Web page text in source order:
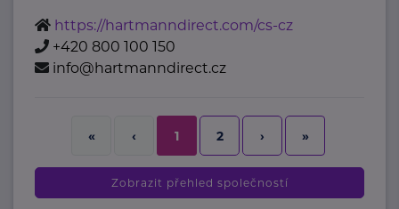
https://hartmanndirect.com/cs-cz
+420 800 100 150
info@hartmanndirect.cz
« ‹ 1 2 › »
Zobrazit přehled společností